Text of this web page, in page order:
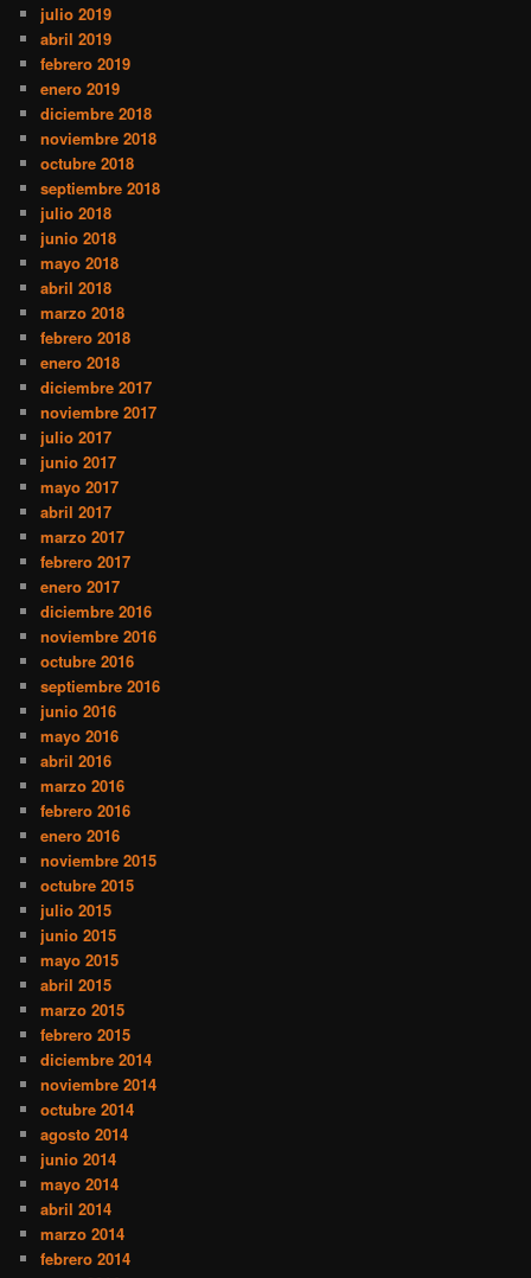
julio 2019
abril 2019
febrero 2019
enero 2019
diciembre 2018
noviembre 2018
octubre 2018
septiembre 2018
julio 2018
junio 2018
mayo 2018
abril 2018
marzo 2018
febrero 2018
enero 2018
diciembre 2017
noviembre 2017
julio 2017
junio 2017
mayo 2017
abril 2017
marzo 2017
febrero 2017
enero 2017
diciembre 2016
noviembre 2016
octubre 2016
septiembre 2016
junio 2016
mayo 2016
abril 2016
marzo 2016
febrero 2016
enero 2016
noviembre 2015
octubre 2015
julio 2015
junio 2015
mayo 2015
abril 2015
marzo 2015
febrero 2015
diciembre 2014
noviembre 2014
octubre 2014
agosto 2014
junio 2014
mayo 2014
abril 2014
marzo 2014
febrero 2014